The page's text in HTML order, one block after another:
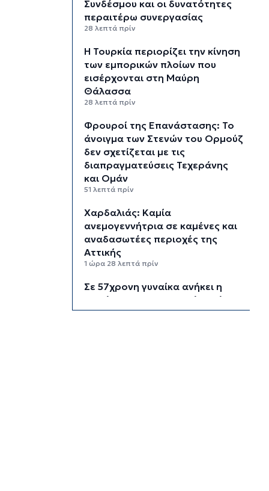
Συνδέσμου και οι δυνατότητες
περαιτέρω συνεργασίας
28 λεπτά πρίν
Η Τουρκία περιορίζει την κίνηση
των εμπορικών πλοίων που
εισέρχονται στη Μαύρη
Θάλασσα
28 λεπτά πρίν
Φρουροί της Επανάστασης: Το
άνοιγμα των Στενών του Ορμούζ
δεν σχετίζεται με τις
διαπραγματεύσεις Τεχεράνης
και Ομάν
51 λεπτά πρίν
Χαρδαλιάς: Καμία
ανεμογεννήτρια σε καμένες και
αναδασωτέες περιοχές της
Αττικής
1 ώρα 28 λεπτά πρίν
Σε 57χρονη γυναίκα ανήκει η
σορός στον Λυκαβηττό, από
πτώση ο θάνατος